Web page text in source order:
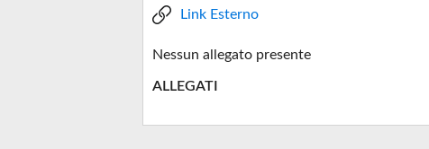
Link Esterno
Nessun allegato presente
ALLEGATI